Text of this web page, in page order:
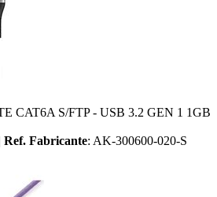
CAT6A S/FTP - USB 3.2 GEN 1 1GB
Ref. Fabricante: AK-300600-020-S